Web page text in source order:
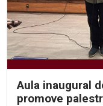
Aula inaugural
promove